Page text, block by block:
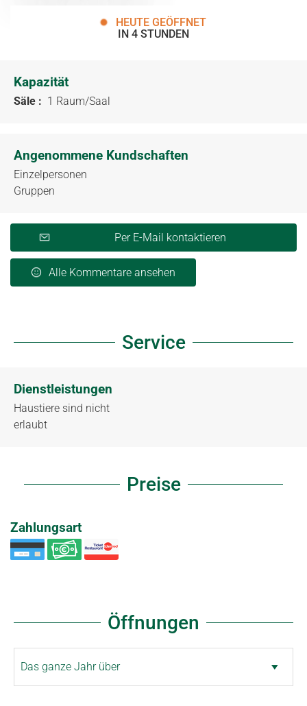
HEUTE GEÖFFNET
IN 4 STUNDEN
Kapazität
Säle : 1 Raum/Saal
Angenommene Kundschaften
Einzelpersonen
Gruppen
Per E-Mail kontaktieren
Alle Kommentare ansehen
Service
Dienstleistungen
Haustiere sind nicht
erlaubt
Preise
Zahlungsart
Öffnungen